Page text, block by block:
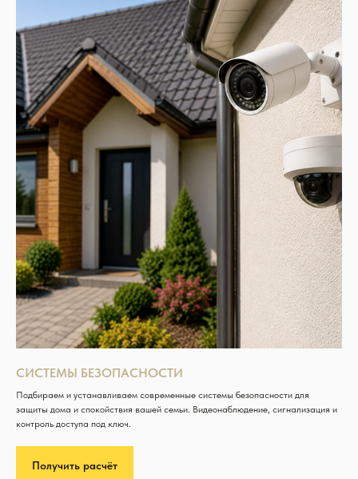
СИСТЕМЫ БЕЗОПАСНОСТИ
Подбираем и устанавливаем современные системы безопасности для
защиты дома и спокойствия вашей семьи. Видеонаблюдение, сигнализация и
контроль доступа под ключ.
Получить расчёт